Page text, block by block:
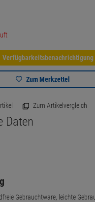
Verfügbarkeitsbenachrichtigung
Zum Merkzettel
Zum Artikelvergleich
Daten
Gebrauchtware, leichte